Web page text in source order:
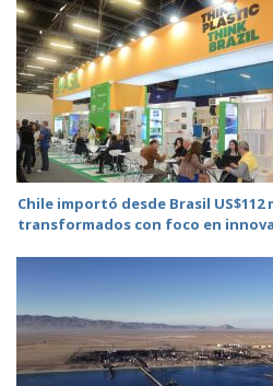
Chile importó desde Brasil
transformados con foco en